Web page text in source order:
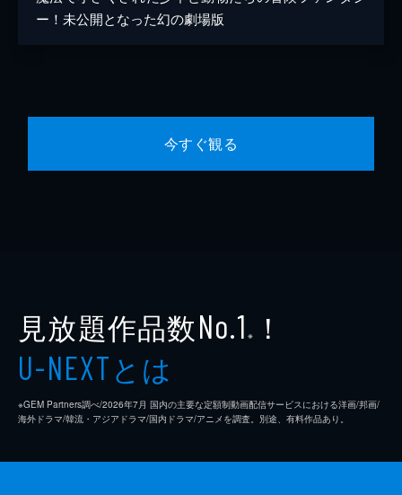
ー！未公開となった幻の劇場版
今すぐ観る
見放題作品数No.1 ※ ！
U-NEXTとは
※GEM Partners調べ/2026年7⽉ 国内の主要な定額制動画配信サービスにおける洋画/邦画/
海外ドラマ/韓流・アジアドラマ/国内ドラマ/アニメを調査。別途、有料作品あり。